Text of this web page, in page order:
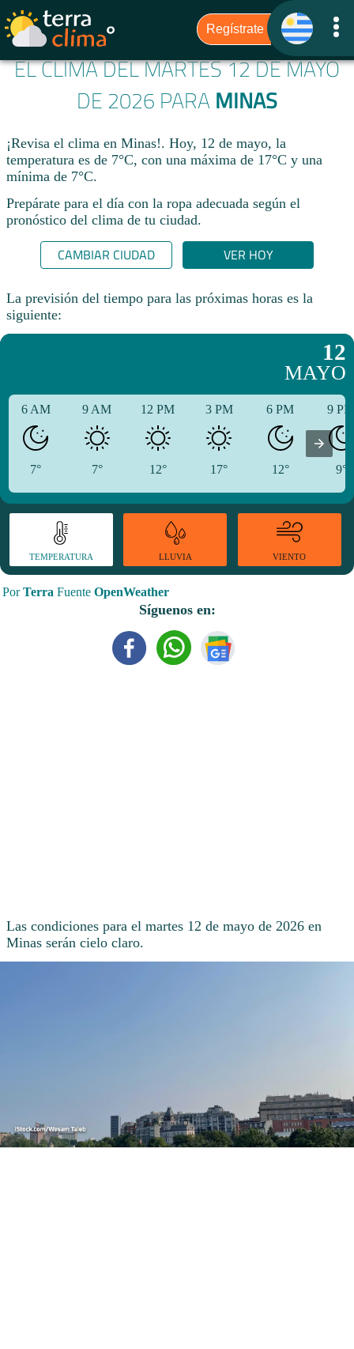
EL CLIMA DEL MARTES 12 DE MAYO
DE 2026 PARA MINAS
¡Revisa el clima en Minas!. Hoy, 12 de mayo, la
temperatura es de 7°C, con una máxima de 17°C y una
mínima de 7°C.​
Prepárate para el día con la ropa adecuada según el
pronóstico del clima de tu ciudad.​
CAMBIAR CIUDAD VER HOY
La previsión del tiempo para las próximas horas es la
siguiente:
12
MAYO
6 AM
7°
9 AM
7°
12 PM
12°
3 PM
17°
6 PM
12°
9
9°
TEMPERATURA LLUVIA VIENTO
PorTerra Fuente OpenWeather
Síguenos en:
Las condiciones para el martes 12 de mayo de 2026 en
Minas serán cielo claro.